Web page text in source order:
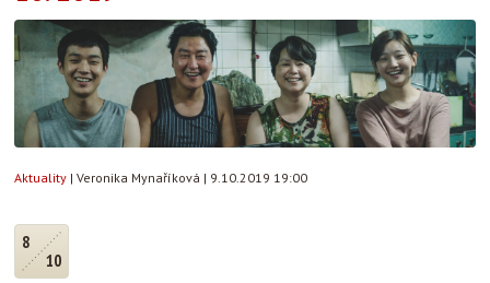
Aktuality | Veronika Mynaříková | 9.10.2019 19:00
8
10